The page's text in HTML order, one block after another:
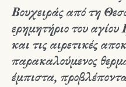
Βουχειράς από τη
ερημητήριο του
και τις αιρετικές
παρακαλούμενος
έμπιστα,